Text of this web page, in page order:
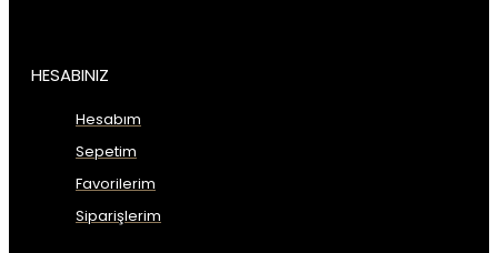
HESABINIZ
Hesabım
Sepetim
Favorilerim
Siparişlerim